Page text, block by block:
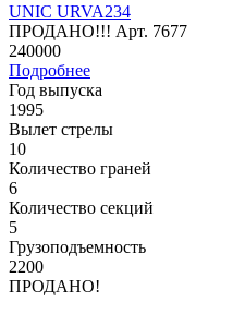
UNIC URVA234
ПРОДАНО!!! Арт. 7677
240000
Подробнее
Год выпуска
1995
Вылет стрелы
10
Количество граней
6
Количество секций
5
Грузоподъемность
2200
ПРОДАНО!